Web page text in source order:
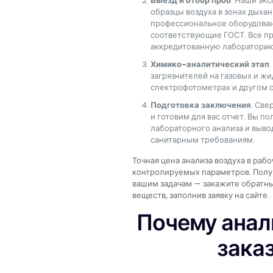
образцы воздуха в зонах
профессиональное
соответствующие ГОСТ. Все
аккредитованную
Химико-аналитический этап
загрязнителей на газовых и
спектрофотометрах и другом
Подготовка заключения.
и готовим для вас отчет. Вы
лабораторного анализа и
санитарным требованиям.
Точная цена анализа воздуха в
контролируемых параметров.
вашим задачам — закажите
веществ, заполнив заявку на сайте.
Почему